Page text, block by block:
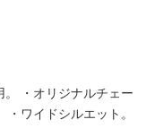
・オリジナルチェー
ワイドシルエット。